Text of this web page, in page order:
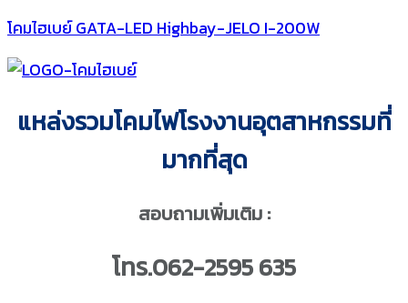
โคมไฮเบย์ GATA-LED Highbay-JELO I-200W
แหล่งรวมโคมไฟโรงงานอุตสาหกรรมที่
มากที่สุด
สอบถามเพิ่มเติม :
โทร.062-2595 635